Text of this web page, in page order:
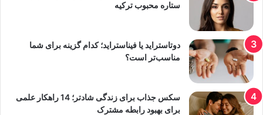
ستاره محبوب ترکیه
دوتاستراید یا فیناستراید؛ کدام گزینه برای شما
مناسب‌تر است؟
سکس جذاب برای زندگی شادتر؛ 14 راهکار علمی
برای بهبود رابطه مشترک